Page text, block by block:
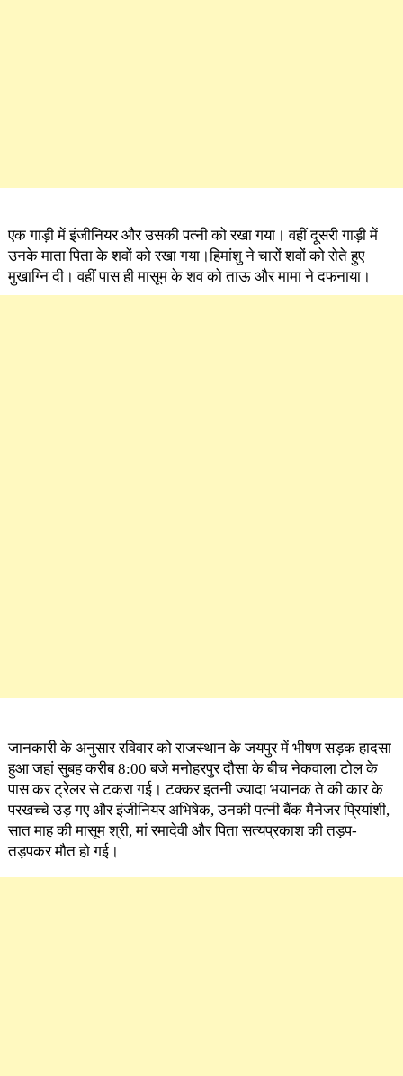
एक गाड़ी में इंजीनियर और उसकी पत्नी को रखा गया। वहीं दूसरी गाड़ी में
उनके माता पिता के शवों को रखा गया।हिमांशु ने चारों शवों को रोते हुए
मुखाग्नि दी। वहीं पास ही मासूम के शव को ताऊ और मामा ने दफनाया।
जानकारी के अनुसार रविवार को राजस्थान के जयपुर में भीषण सड़क हादसा
हुआ जहां सुबह करीब 8:00 बजे मनोहरपुर दौसा के बीच नेकवाला टोल के
पास कर ट्रेलर से टकरा गई। टक्कर इतनी ज्यादा भयानक ते की कार के
परखच्चे उड़ गए और इंजीनियर अभिषेक, उनकी पत्नी बैंक मैनेजर प्रियांशी,
सात माह की मासूम श्री, मां रमादेवी और पिता सत्यप्रकाश की तड़प-
तड़पकर मौत हो गई।